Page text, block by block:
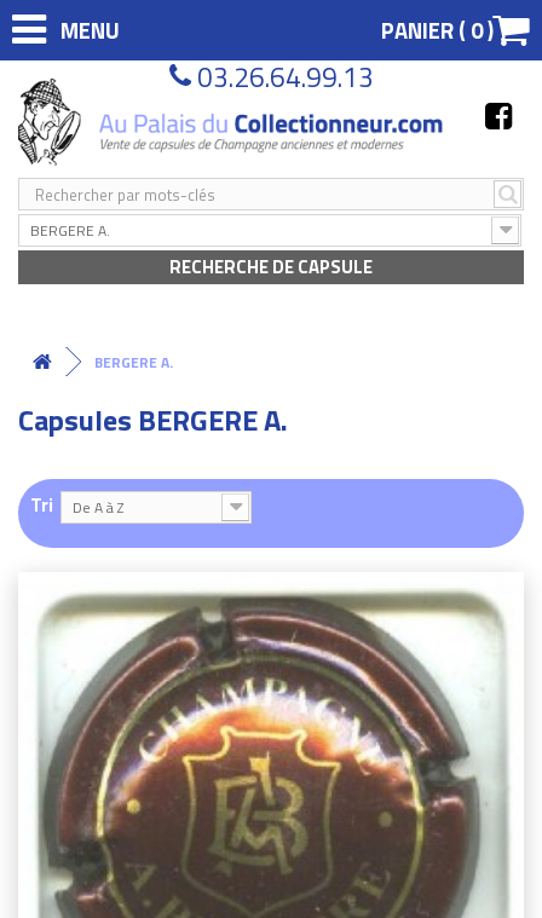
MENU PANIER (0)
03.26.64.99.13
BERGERE A.
RECHERCHE DE CAPSULE
BERGERE A.
Capsules BERGERE A.
Tri De A à Z